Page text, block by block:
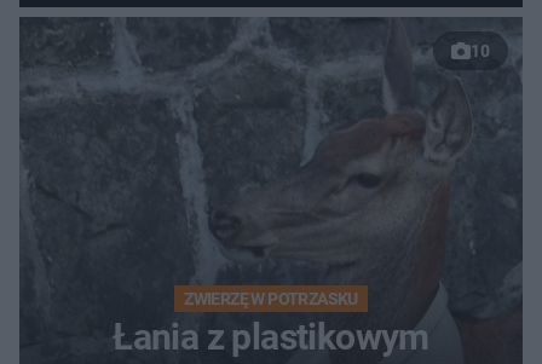
nagranie trafiło do sieci
10
ZWIERZĘ W POTRZASKU
Łania z plastikowym